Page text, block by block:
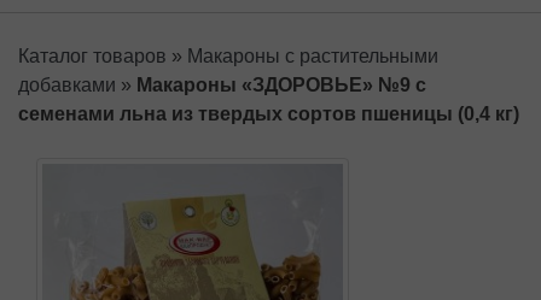
Каталог товаров » Макароны с растительными
добавками » Макароны «ЗДОРОВЬЕ» №9 с
семенами льна из твердых сортов пшеницы (0,4 кг)